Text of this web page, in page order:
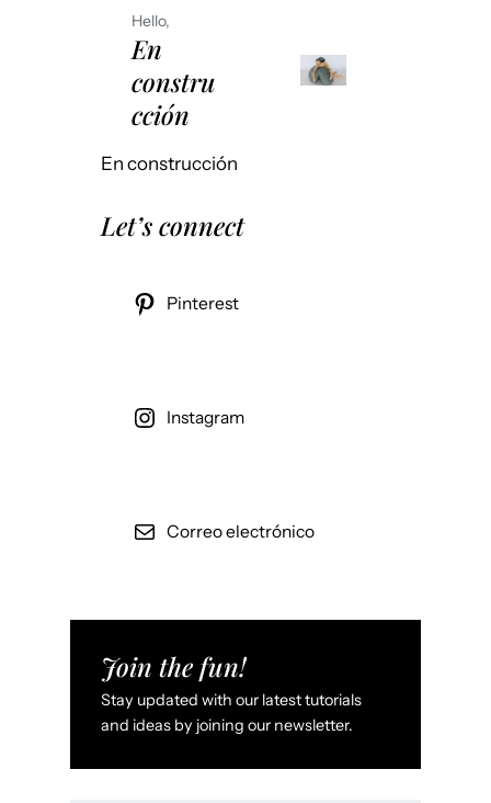
Hello,
En
constru
cción
En construcción
Let’s connect
Pinterest
Instagram
Correo electrónico
Join the fun!
Stay updated with our latest tutorials
and ideas by joining our newsletter.